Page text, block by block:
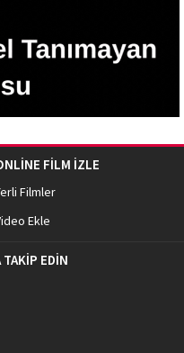
FİLM İZLE
Filmler
Ekle
TAKİP EDİN